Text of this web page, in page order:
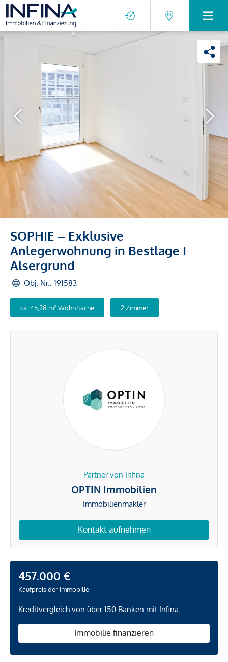
SOPHIE – Exklusive
Anlegerwohnung in Bestlage I
Alsergrund
Obj. Nr.: 191583
ca. 45,28 m² Wohnfläche 2 Zimmer
Partner von Infina
OPTIN Immobilien
Immobilienmakler
Kontakt aufnehmen
457.000 €
Kaufpreis der Immobilie
Kreditvergleich von über 150 Banken mit Infina.
Immobilie finanzieren